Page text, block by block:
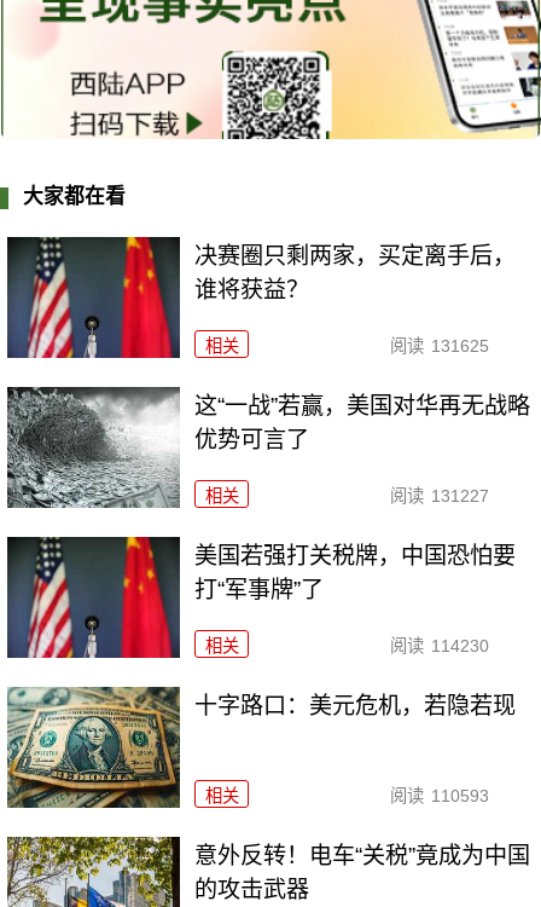
大家都在看
决赛圈只剩两家，买定离手后，
谁将获益？
相关 阅读 131625
这“一战”若赢，美国对华再无战略
优势可言了
相关 阅读 131227
美国若强打关税牌，中国恐怕要
打“军事牌”了
相关 阅读 114230
十字路口：美元危机，若隐若现
相关 阅读 110593
意外反转！电车“关税”竟成为中国
的攻击武器